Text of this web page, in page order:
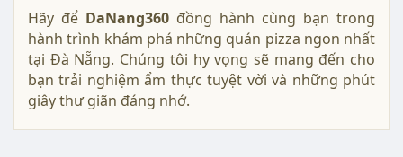
Hãy để DaNang360 đồng hành cùng bạn trong
hành trình khám phá những quán pizza ngon nhất
tại Đà Nẵng. Chúng tôi hy vọng sẽ mang đến cho
bạn trải nghiệm ẩm thực tuyệt vời và những phút
giây thư giãn đáng nhớ.